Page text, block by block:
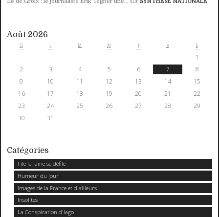
Ile de Groix : le journaliste Erik Tegnér une... SYNTHESE NATIONALE
Août 2026
D L M M V S
1
2
3 4 5 6 7
8
9
10 11 12 13 14
15
16
17 18 19 20 21
22
23
24 25 26 27 28
29
30
31
Catégories
File la laine se défile
Humeur du jour
Images de la France et d'ailleurs
Insolites
La Conspiration d'Iago